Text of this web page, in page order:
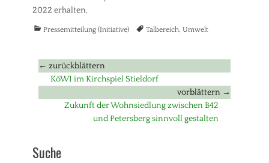
2022 erhalten.
Kategorien
Pressemitteilung (Initiative) TagsTalbereich, Umwelt
Beitragsnavigation
← zurückblättern
Vorheriger
KöWI im Kirchspiel Stieldorf
vorblättern →
Nächster
Zukunft der Wohnsiedlung zwischen B42
und Petersberg sinnvoll gestalten
Suche